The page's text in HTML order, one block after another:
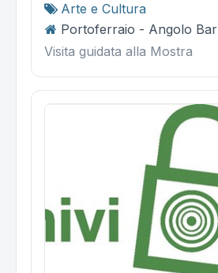
Arte e Cultura
Portoferraio - Angolo Bar
Visita guidata alla Mostra